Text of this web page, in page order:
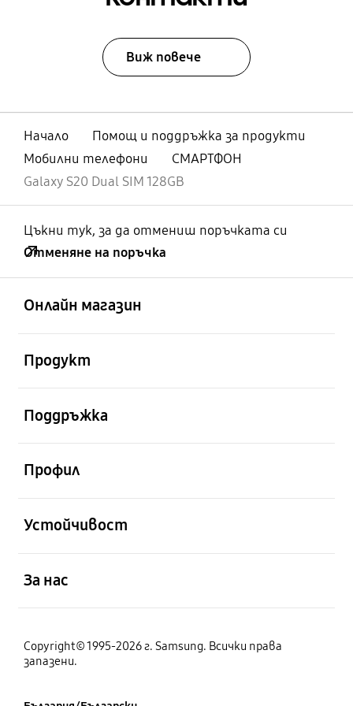
Виж повече
Начало
Помощ и поддръжка за продукти
Мобилни телефони
СМАРТФОН
Galaxy S20 Dual SIM 128GB
Цъкни тук, за да отмениш поръчката си
Отменяне на поръчка
Онлайн магазин
Продукт
Поддръжка
Профил
Устойчивост
За нас
Copyright© 1995-2026 г. Samsung. Всички права
запазени.